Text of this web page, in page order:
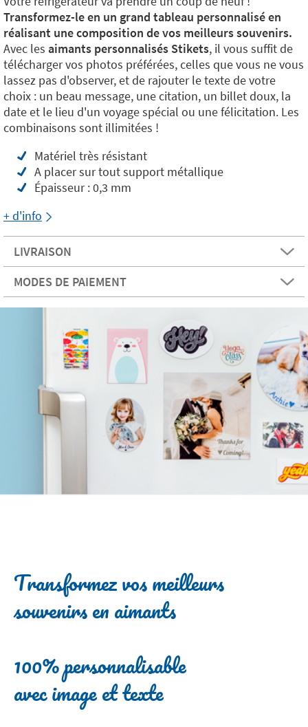
Transformez-le en un grand tableau personnalisé en
réalisant une composition de vos meilleurs souvenirs.
Avec les aimants personnalisés Stikets, il vous suffit de
télécharger vos photos préférées, celles que vous ne vous
lassez pas d'observer, et de rajouter le texte de votre
choix : un beau message, une citation, un billet doux, la
date et le lieu d'un voyage spécial ou une félicitation. Les
combinaisons sont illimitées !
Matériel très résistant
A placer sur tout support métallique
Épaisseur : 0,3 mm
+ d'info
LIVRAISON
MODES DE PAIEMENT
Transformez vos meilleurs
souvenirs en aimants
100% personnalisable
avec image et texte